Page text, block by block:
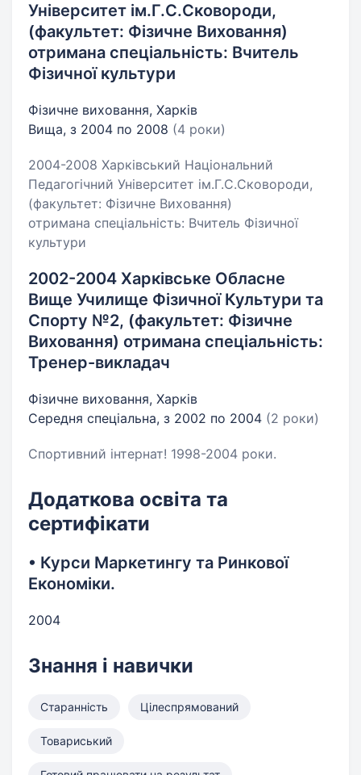
Університет ім.Г.С.Сковороди,
(факультет: Фізичне Виховання)
отримана спеціальність: Вчитель
Фізичної культури
Фізичне виховання, Харків
Вища, з 2004 по 2008 (4 роки)
2004-2008 Харківський Національний
Педагогічний Університет ім.Г.С.Сковороди,
(факультет: Фізичне Виховання)
отримана спеціальність: Вчитель Фізичної
культури
2002-2004 Харківське Обласне
Вище Училище Фізичної Культури та
Спорту №2, (факультет: Фізичне
Виховання) отримана спеціальність:
Тренер-викладач
Фізичне виховання, Харків
Середня спеціальна, з 2002 по 2004 (2 роки)
Спортивний інтернат! 1998-2004 роки.
Додаткова освіта та
сертифікати
• Курси Маркетингу та Ринкової
Економіки.
2004
Знання і навички
Старанність Цілеспрямований
Товариський